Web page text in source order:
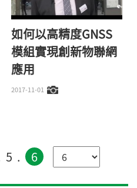
如何以高精度GNSS
模組實現創新物聯網
應用
2017-11-01
5 6